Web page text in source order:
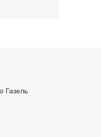
Газель